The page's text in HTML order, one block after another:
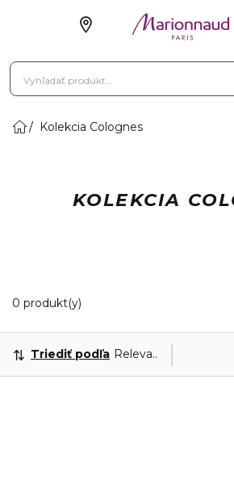
Kolekcia Colognes
KOLEKCIA
0 produkt(y)
Triediť podľa Relevantnosť